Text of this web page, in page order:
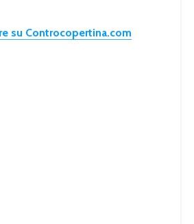
su Controcopertina.com